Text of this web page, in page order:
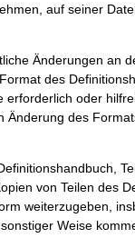
auf seiner
Änderungen an
des
erforderlich oder
Änderung des
von Teilen des
weiterzugeben,
Weise